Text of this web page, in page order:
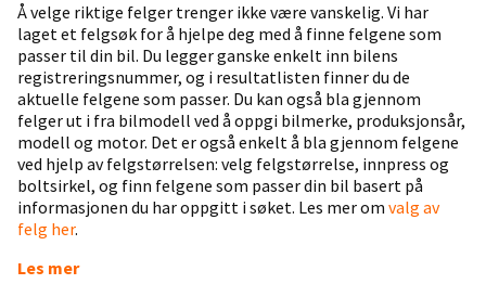
Å velge riktige felger trenger ikke være vanskelig. Vi har
laget et felgsøk for å hjelpe deg med å finne felgene som
passer til din bil. Du legger ganske enkelt inn bilens
registreringsnummer, og i resultatlisten finner du de
aktuelle felgene som passer. Du kan også bla gjennom
felger ut i fra bilmodell ved å oppgi bilmerke, produksjonsår,
modell og motor. Det er også enkelt å bla gjennom felgene
ved hjelp av felgstørrelsen: velg felgstørrelse, innpress og
boltsirkel, og finn felgene som passer din bil basert på
informasjonen du har oppgitt i søket. Les mer om valg av
felg her.
Les mer